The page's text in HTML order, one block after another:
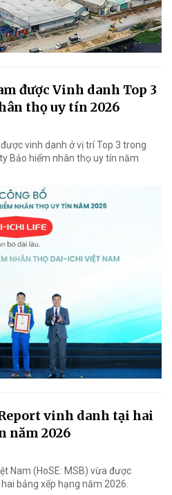
được Vinh danh Top 3
thọ uy tín 2026
vinh danh ở vị trí Top 3 trong
Bảo hiểm nhân thọ uy tín năm
vinh danh tại hai
năm 2026
Nam (HoSE: MSB) vừa được
bảng xếp hạng năm 2026.